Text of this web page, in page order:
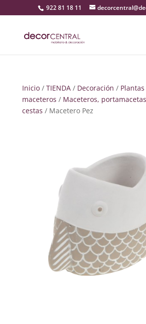
922 81 18 11
Inicio/ TIENDA/ Decoración / Plantas
maceteros / Maceteros,
cestas / Macetero Pez